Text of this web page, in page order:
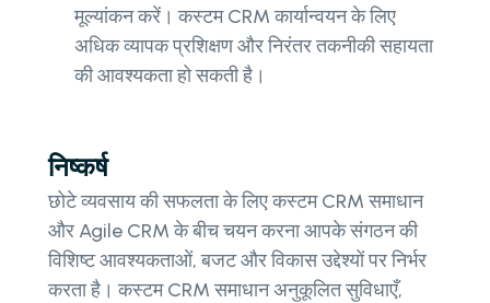
मूल्यांकन करें। कस्टम CRM कार्यान्वयन के लिए
अधिक व्यापक प्रशिक्षण और निरंतर तकनीकी सहायता
की आवश्यकता हो सकती है।
निष्कर्ष
छोटे व्यवसाय की सफलता के लिए कस्टम CRM समाधान
और Agile CRM के बीच चयन करना आपके संगठन की
विशिष्ट आवश्यकताओं, बजट और विकास उद्देश्यों पर निर्भर
करता है। कस्टम CRM समाधान अनुकूलित सुविधाएँ,